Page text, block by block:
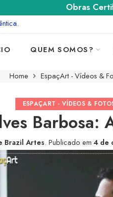
Obras
QUEM SOMOS?
Home EspaçArt - Vídeos &
ESPAÇART - VÍDEOS &
Barbosa:
Brazil Artes. Publicado em 4 de